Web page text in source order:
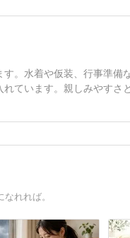
。水着や仮装、行事準備
ています。親しみやすさ
れれば。